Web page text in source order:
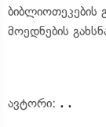
ბიბლიოთეკების
მოედნების
ავტორი: . .